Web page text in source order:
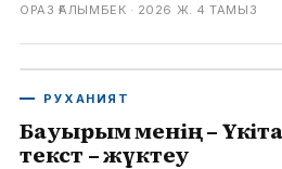
ОРАЗ ҒАЛЫМБЕК · 2026 Ж. 4 ТАМЫЗ
РУХАНИЯТ
Бауырым менің –
текст – жүктеу